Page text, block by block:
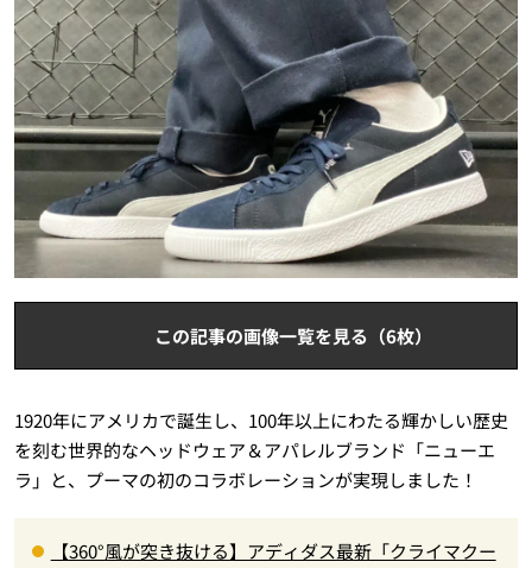
この記事の画像一覧を見る（6枚）
1920年にアメリカで誕生し、100年以上にわたる輝かしい歴史
を刻む世界的なヘッドウェア＆アパレルブランド「ニューエ
ラ」と、プーマの初のコラボレーションが実現しました！
【360°風が突き抜ける】アディダス最新「クライマクー